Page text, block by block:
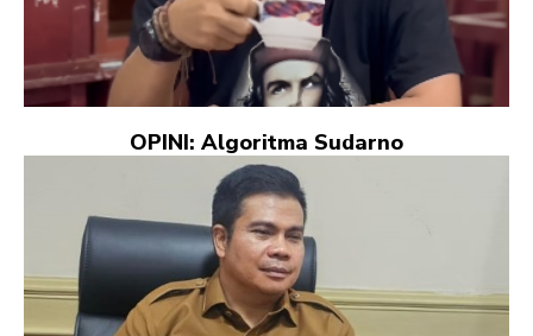
OPINI: Algoritma Sudarno